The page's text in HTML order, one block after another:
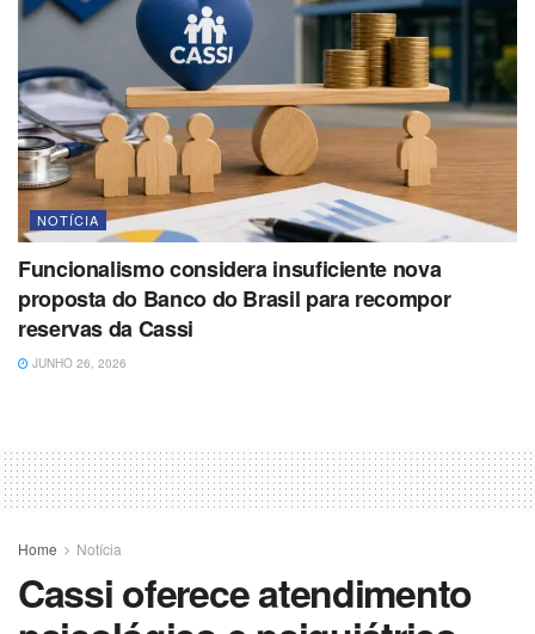
NOTÍCIA
Funcionalismo considera insuficiente nova
proposta do Banco do Brasil para recompor
reservas da Cassi
JUNHO 26, 2026
Home Notícia
Cassi oferece atendimento